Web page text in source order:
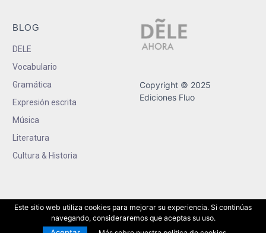
BLOG
DELE
Vocabulario
Gramática
Expresión escrita
Música
Literatura
Cultura & Historia
Copyright © 2025
Ediciones Fluo
Este sitio web utiliza cookies para mejorar su experiencia. Si continúas
navegando, consideraremos que aceptas su uso.